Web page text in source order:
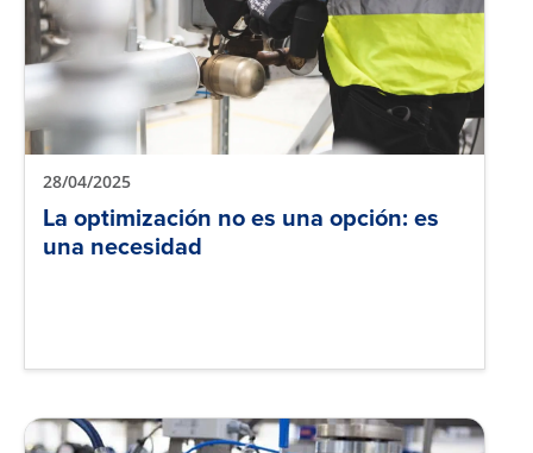
28/04/2025
La optimización no es una opción: es
una necesidad